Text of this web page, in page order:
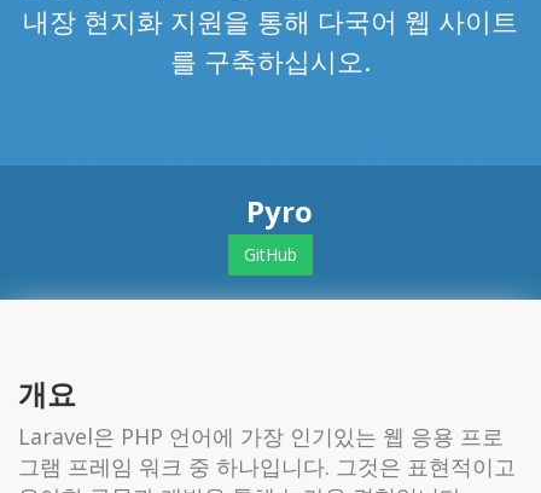
내장 현지화 지원을 통해 다국어 웹 사이트
를 구축하십시오.
Pyro
GitHub
개요
Laravel은 PHP 언어에 가장 인기있는 웹 응용 프로
그램 프레임 워크 중 하나입니다. 그것은 표현적이고